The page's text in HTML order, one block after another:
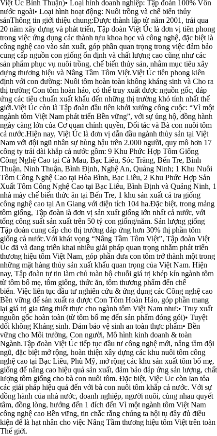
Việt Úc Bình Thuận)• Loại hình doanh nghiệp: Tập đoàn 100% Vốn
nước ngoài• Loại hình hoạt động: Nuôi trồng và chế biến thủy
sảnThông tin giới thiệu chung:Được thành lập từ năm 2001, trải qua
20 năm xây dựng và phát triển, Tập đoàn Việt Úc là đơn vị tiên phong
trong việc ứng dụng các thành tựu khoa học và công nghệ, đặc biệt là
công nghệ cao vào sản xuất, góp phần quan trọng trong việc đảm bảo
cung cấp nguồn con giống ổn định và chất lượng cao cũng như các
sản phẩm phục vụ nuôi trồng, chế biến thủy sản, nhằm mục tiêu xây
dựng thương hiệu và Nâng Tầm Tôm Việt.Việt Úc tiên phong kiên
định với con đường: Nuôi tôm hoàn toàn không kháng sinh và Cho ra
thị trường Con tôm hoàn hảo, có thể truy xuất được nguồn gốc, đáp
ứng các tiêu chuẩn xuất khẩu đến những thị trường khó tính nhất thế
giới.Việt Úc còn là Tập đoàn đầu tiên khởi xướng công cuộc: “Vì một
ngành tôm Việt Nam phát triển Bền vững”, với sự ủng hộ, đồng hành
ngày càng lớn của Cơ quan chính quyền, Đối tác và Bà con nuôi tôm
cả nước.Hiện nay, Việt Úc là đơn vị dẫn đầu ngành thủy sản tại Việt
Nam với đội ngũ nhân sự hùng hậu trên 2.000 người, quy mô hơn 17
công ty trải dài khắp cả nước gồm: 9 Khu Phức Hợp Tôm Giống
Công Nghệ Cao tại Cà Mau, Bạc Liêu, Sóc Trăng, Bến Tre, Bình
Thuận, Ninh Thuận, Bình Định, Nghệ An, Quảng Ninh; 1 Khu Nuôi
Tôm Công Nghệ Cao tại Hòa Bình, Bạc Liêu, 2 Khu Phức Hợp Sản
Xuất Tôm Công Nghệ Cao tại Bạc Liêu, Bình Định và Quảng Ninh, 1
nhà máy chế biến thức ăn tại Bến Tre, 1 khu sản xuất cá tra giống
công nghệ cao tại An Giang với diện tích 104 ha.Đặc biệt, trong mảng
tôm giống, Tập đoàn là đơn vị sản xuất giống lớn nhất cả nước, với
tổng công suất sản xuất trên 50 tỷ con giống/năm. Sản lượng giống
Tập đoàn cung cấp cho thị trường đáp ứng hơn 30% thị phần tôm
giống cả nước.Với khát vọng “Nâng Tầm Tôm Việt”, Tập đoàn Việt
Úc đã và đang triển khai nhiều giải pháp quan trọng nhằm phát triển
thương hiệu tôm Việt Nam, góp phần đưa con tôm trở thành một trong
những mặt hàng thủy sản xuất khẩu quan trọng của Việt Nam. Hiện
nay, Tập đoàn tự tin làm chủ toàn bộ chuỗi giá trị khép kín ngành tôm
từ tôm bố mẹ, tôm giống, thức ăn, tôm thương phẩm đến chế
biến. Việc liên tục đầu tư nghiên cứu & ứng dụng các Công nghệ cao
Bền vững để sản xuất ra được Con Tôm Hoàn Hảo, góp phần mang
lại giá trị gia tăng thiết thực cho ngành tôm Việt Nam như:• Truy xuất
nguồn gốc hoàn toàn (từ tôm bố mẹ đến sản phẩm đóng gói)• Tuyệt
đối không Kháng sinh. Đảm bảo vệ sinh an toàn thực phẩm• Bền
vững cho Môi trường, Con người, Mô hình kinh doanh & toàn
Ngành.Tập đoàn Việt Úc tiếp tục đầu tư công nghệ mới, nâng tầm đội
ngũ, đặc biệt mở rộng, hoàn thiện xây dựng các khu nuôi tôm công
nghệ cao tại Bạc Liêu, Phù Mỹ, mở rộng các khu sản xuất tôm bố mẹ,
giống để nâng cao hiệu quả sản xuất, đảm bảo đáp ứng sản lượng, chất
lượng tôm giống cho bà con nuôi tôm. Đặc biệt, Việc Úc còn lan tỏa
các giải pháp hiệu quả đến với bà con nuôi tôm khắp cả nước. Với sự
đồng hành của nhà nước, doanh nghiệp, người nuôi, cùng nhau quyết
tâm, đồng lòng, hướng đến 1 đích đến Vì một ngành tôm Việt Nam
công nghệ cao Bền vững, tin chắc rằng chúng ta hội tụ đầy đủ điều
kiện để là hạt nhân cho việc Nâng Tầm thương hiệu tôm Việt trên toàn
Thế giới.